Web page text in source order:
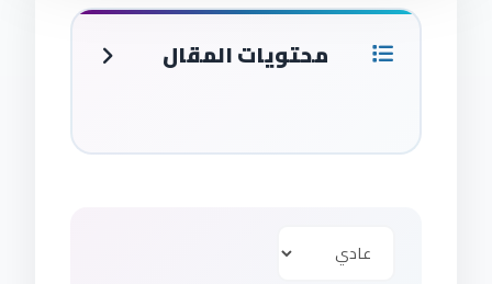
محتويات المقال